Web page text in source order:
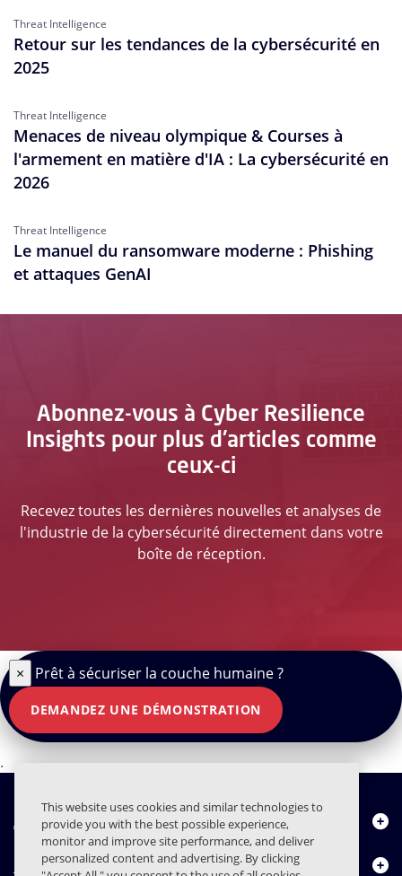
Threat Intelligence
Retour sur les tendances de la cybersécurité en
2025
Threat Intelligence
Menaces de niveau olympique & Courses à
l'armement en matière d'IA : La cybersécurité en
2026
Threat Intelligence
Le manuel du ransomware moderne : Phishing
et attaques GenAI
Abonnez-vous à Cyber Resilience
Insights pour plus d'articles comme
ceux-ci
Recevez toutes les dernières nouvelles et analyses de
l'industrie de la cybersécurité directement dans votre
boîte de réception.
× Prêt à sécuriser la couche humaine ?
DEMANDEZ UNE DÉMONSTRATION
.
À propos de nous
Produits
This website uses cookies and similar technologies to
provide you with the best possible experience,
monitor and improve site performance, and deliver
personalized content and advertising. By clicking